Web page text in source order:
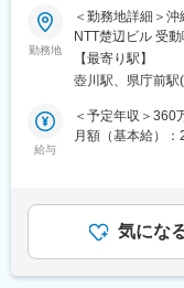
自治体・地域企
ITスキルと提案力
◇研修について
境です。
入社後はICT、IT
務スキル等の内
を通じてフォロー
◇働き方
／フルフレック
両立◎＞
◇仕事内容
本ポジションでは
対し、
通信・クラウド
「人手不足」「
どの課題に対し
勤務地
＜勤務地詳細＞
NTT楚辺ビル 受
める事業所（リ
【最寄り駅】
壺川駅、県庁前駅
給与
＜予定年収＞360
月額（基本給）
間/月の手当が含
選考を通じて上
含めた表記です。
気にな